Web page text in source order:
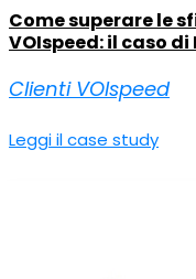
Come superare le
VOIspeed: il caso
Clienti VOIspeed
Leggi il case study